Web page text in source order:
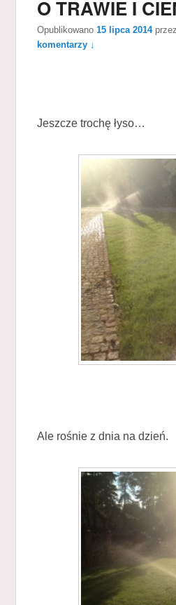
O TRAWIE I
Opublikowano15 lipca 2014 przez
komentarzy ↓
Jeszcze trochę łyso…
Ale rośnie z dnia na dzień.